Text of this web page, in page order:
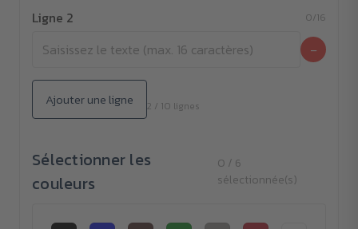
Ligne 2 0/16
−
Ajouter une ligne 2 / 10 lignes
Sélectionner les
couleurs
0 / 6
sélectionnée(s)